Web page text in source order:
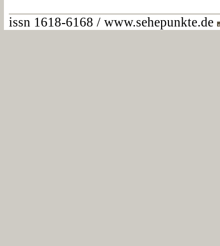
issn 1618-6168 / www.sehepunkte.de